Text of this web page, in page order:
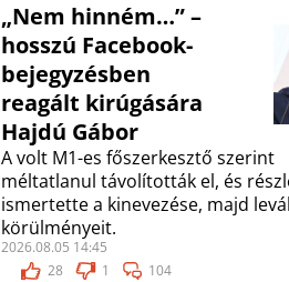
„Nem hinném…” –
hosszú Facebook-
bejegyzésben
reagált kirúgására
Hajdú Gábor
A volt M1-es főszerkesztő szerint
méltatlanul távolították el, és
ismertette a kinevezése, majd
körülményeit.
2026.08.05 14:45
28
1 104